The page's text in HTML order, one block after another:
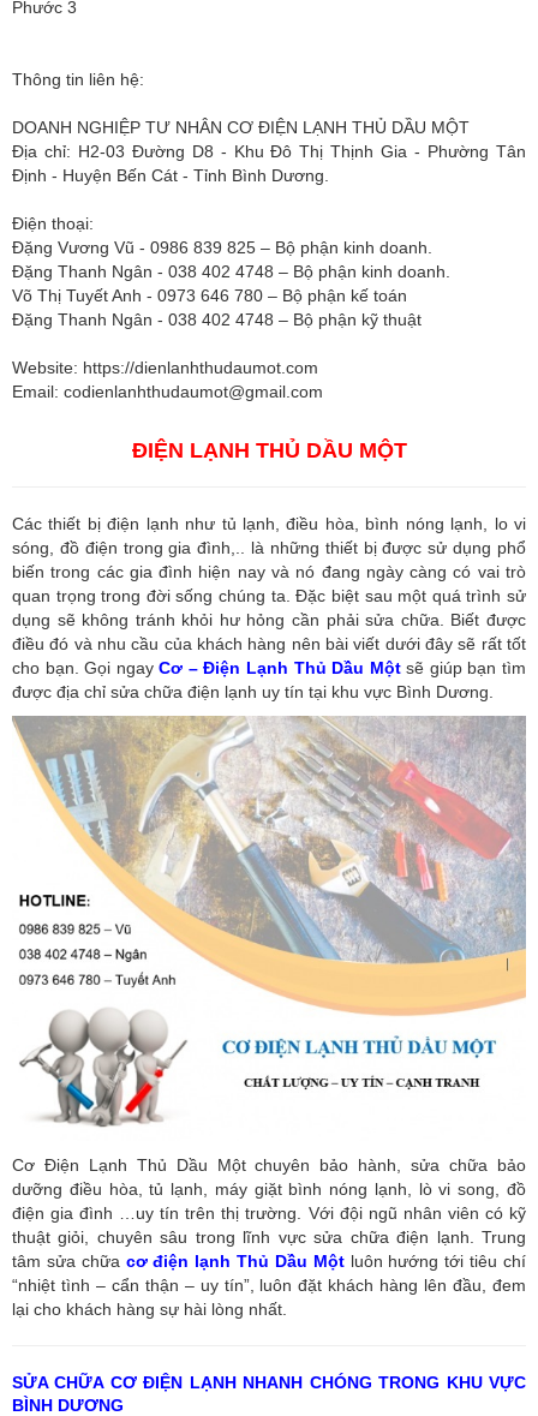
Phước 3
Thông tin liên hệ:
DOANH NGHIỆP TƯ NHÂN CƠ ĐIỆN LẠNH THỦ DẦU MỘT
Địa chỉ: H2-03 Đường D8 - Khu Đô Thị Thịnh Gia - Phường Tân
Định - Huyện Bến Cát - Tỉnh Bình Dương.
Điện thoại:
Đặng Vương Vũ - 0986 839 825 – Bộ phận kinh doanh.
Đặng Thanh Ngân - 038 402 4748 – Bộ phận kinh doanh.
Võ Thị Tuyết Anh - 0973 646 780 – Bộ phận kế toán
Đặng Thanh Ngân - 038 402 4748 – Bộ phận kỹ thuật
Website: https://dienlanhthudaumot.com
Email: codienlanhthudaumot@gmail.com
ĐIỆN LẠNH THỦ DẦU MỘT
Các thiết bị điện lạnh như tủ lạnh, điều hòa, bình nóng lạnh, lo vi
sóng, đồ điện trong gia đình,.. là những thiết bị được sử dụng phổ
biến trong các gia đình hiện nay và nó đang ngày càng có vai trò
quan trọng trong đời sống chúng ta. Đặc biệt sau một quá trình sử
dụng sẽ không tránh khỏi hư hỏng cần phải sửa chữa. Biết được
điều đó và nhu cầu của khách hàng nên bài viết dưới đây sẽ rất tốt
cho bạn. Gọi ngayCơ – Điện Lạnh Thủ Dầu Một sẽ giúp bạn tìm
được địa chỉ sửa chữa điện lạnh uy tín tại khu vực Bình Dương.
Cơ Điện Lạnh Thủ Dầu Một chuyên bảo hành, sửa chữa bảo
dưỡng điều hòa, tủ lạnh, máy giặt bình nóng lạnh, lò vi song, đồ
điện gia đình …uy tín trên thị trường. Với đội ngũ nhân viên có kỹ
thuật giỏi, chuyên sâu trong lĩnh vực sửa chữa điện lạnh. Trung
tâm sửa chữa cơ điện lạnh Thủ Dầu Mộtluôn hướng tới tiêu chí
“nhiệt tình – cẩn thận – uy tín”, luôn đặt khách hàng lên đầu, đem
lại cho khách hàng sự hài lòng nhất.
SỬA CHỮA CƠ ĐIỆN LẠNH NHANH CHÓNG TRONG KHU VỰC
BÌNH DƯƠNG